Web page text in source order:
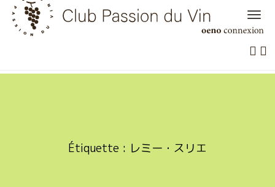
Skip
content
Étiquette : レミー・スリエ